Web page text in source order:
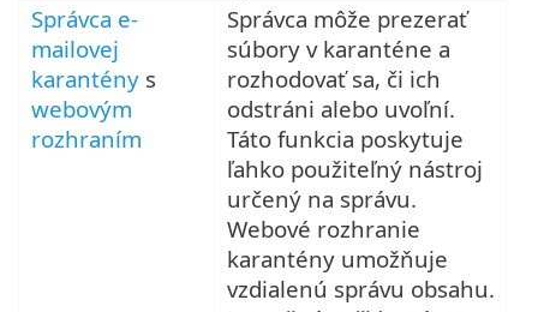
Správca e-
mailovej
karantény s
webovým
rozhraním
Správca môže prezerať
súbory v karanténe a
rozhodovať sa, či ich
odstráni alebo uvoľní.
Táto funkcia poskytuje
ľahko použiteľný nástroj
určený na správu.
Webové rozhranie
karantény umožňuje
vzdialenú správu obsahu.